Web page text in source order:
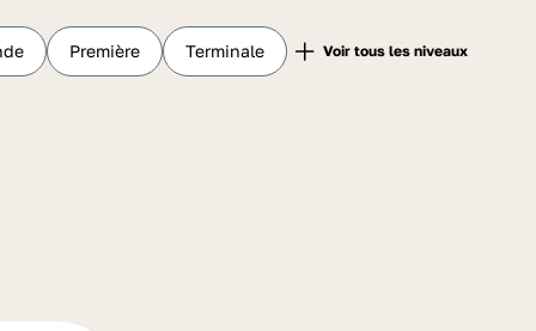
Première Terminale